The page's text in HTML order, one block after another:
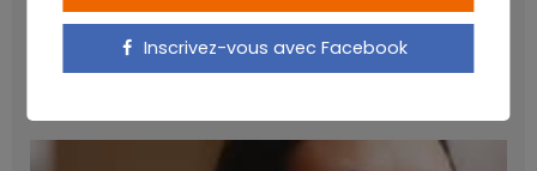
Les anthocyanines bénéfiques pour la santé
cardiométaboliqueInscrivez-vous avec Facebook